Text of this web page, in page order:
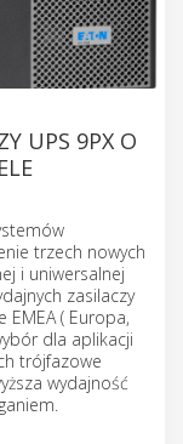
UPS 9PX O
trzech nowych
i uniwersalnej
zasilaczy
( Europa,
dla aplikacji
trójfazowe
wydajność